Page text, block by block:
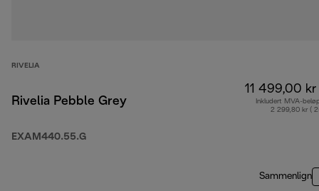
RIVELIA
Rivelia Pebble Grey
EXAM440.55.G
11 499,00 kr
Inkludert MVA-
2 299,80 kr (
Sammenlign